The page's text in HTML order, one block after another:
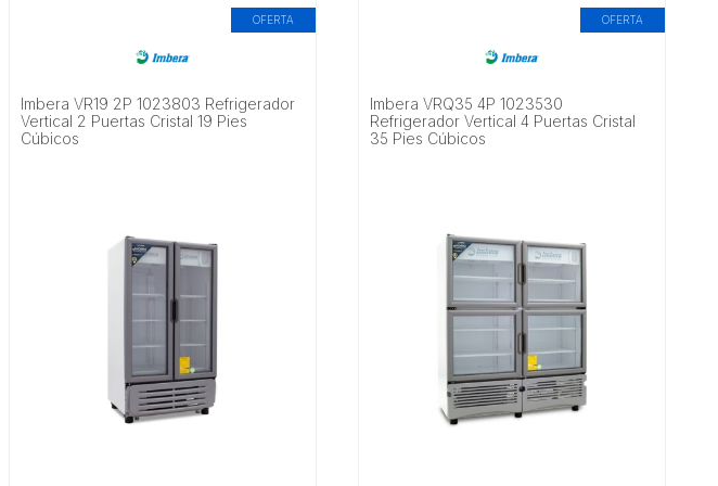
OFERTA
Imbera VR19 2P 1023803 Refrigerador
Vertical 2 Puertas Cristal 19 Pies
Cúbicos
OFERTA
Imbera VRQ35 4P 1023530
Refrigerador Vertical 4 Puertas Cristal
35 Pies Cúbicos